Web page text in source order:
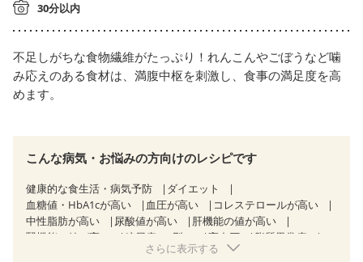
30分以内
不足しがちな食物繊維がたっぷり！れんこんやごぼうなど噛
み応えのある食材は、満腹中枢を刺激し、食事の満足度を高
めます。
こんな病気・お悩みの方向けのレシピです
健康的な食生活・病気予防
ダイエット
血糖値・HbA1cが高い
血圧が高い
コレステロールが高い
中性脂肪が高い
尿酸値が高い
肝機能の値が高い
腎機能の値が高い
糖尿病（2型） 高血圧
脂質異常症
狭心症 心筋梗塞
さらに表示する